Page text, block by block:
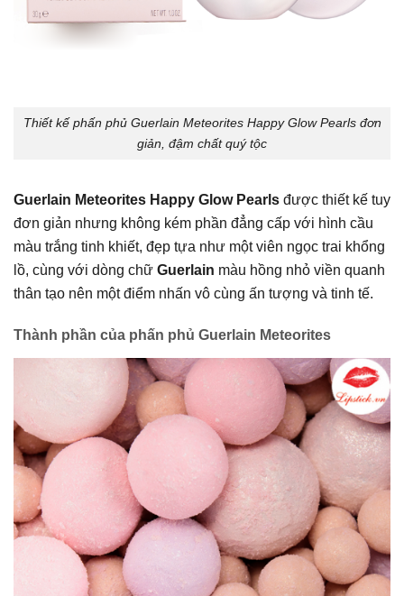
Thiết kế phấn phủ Guerlain Meteorites Happy Glow Pearls đơn
giản, đậm chất quý tộc
Guerlain Meteorites Happy Glow Pearls được thiết kế tuy
đơn giản nhưng không kém phần đẳng cấp với hình cầu
màu trắng tinh khiết, đẹp tựa như một viên ngọc trai khổng
lồ, cùng với dòng chữ Guerlain màu hồng nhỏ viền quanh
thân tạo nên một điểm nhấn vô cùng ấn tượng và tinh tế.
Thành phần của phấn phủ Guerlain Meteorites